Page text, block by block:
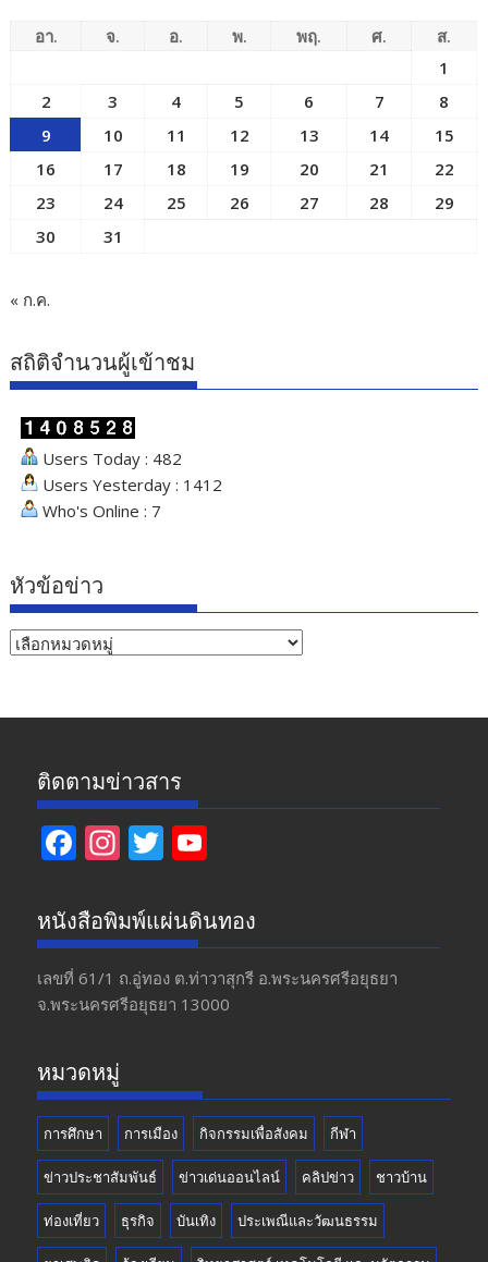
อา. จ. อ. พ. พฤ. ศ.
ส.
1
2
3 4 5 6 7
8
9
10 11 12 13 14
15
16
17 18 19 20 21
22
23
24 25 26 27 28
29
30
31
« ก.ค.
สถิติจำนวนผู้เข้าชม
Users Today : 482
Users Yesterday : 1412
Who's Online : 7
หัวข้อข่าว
หัวข้อ
ติดตามข่าวสาร
F
e
b
o
o
In
a
gr
a
m
T
itt
er
u
T
u
b
หนังสือพิมพ์แผ่นดินทอง
เลขที่ 61/1 ถ.อู่ทอง​ ต.​ท่าวาสุกรี​ อ.พระนครศรีอยุธยา​
จ.พระนครศรีอยุธยา 13000
หมวดหมู่
การศึกษา การเมือง กิจกรรมเพื่อสังคม กีฬา
ข่าวประชาสัมพันธ์ ข่าวเด่นออนไลน์ คลิปข่าว ชาวบ้าน
ท่องเที่ยว ธุรกิจ บันเทิง ประเพณีและวัฒนธรรม